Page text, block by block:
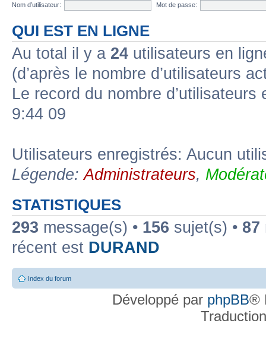
Nom d’utilisateur:
Mot de passe:
QUI EST EN LIGNE
Au total il y a 24 utilisateurs en
(d’après le nombre d’utilisateurs
Le record du nombre
9:44 09
Utilisateurs enregistrés: Aucun
Légende:Administrateurs,
STATISTIQUES
293 message(s) • 156 sujet(s) • 87
récent est DURAND
Index du forum
Développé par phpBB®